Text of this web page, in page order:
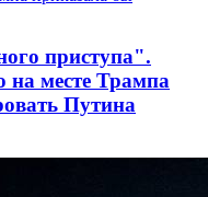
приступа".
на месте Трампа
Путина